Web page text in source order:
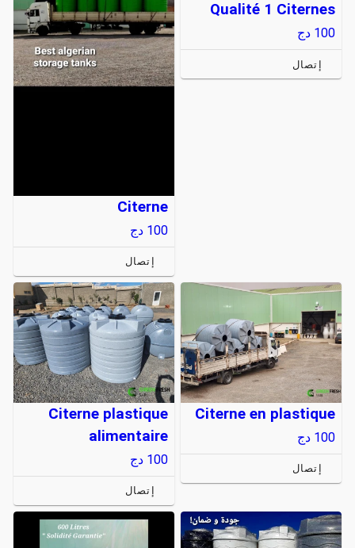
Qualité 1 Citernes
100 دج
إتصال
Citerne
100 دج
إتصال
Citerne en plastique
100 دج
إتصال
Citerne plastique
alimentaire
100 دج
إتصال